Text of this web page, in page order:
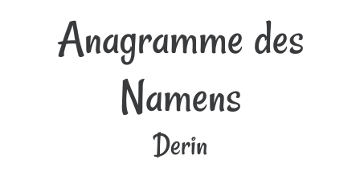
Anagramme des
Namens
Derin